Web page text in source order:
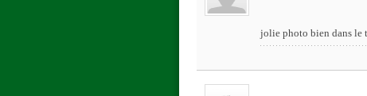
jolie photo bien dans le